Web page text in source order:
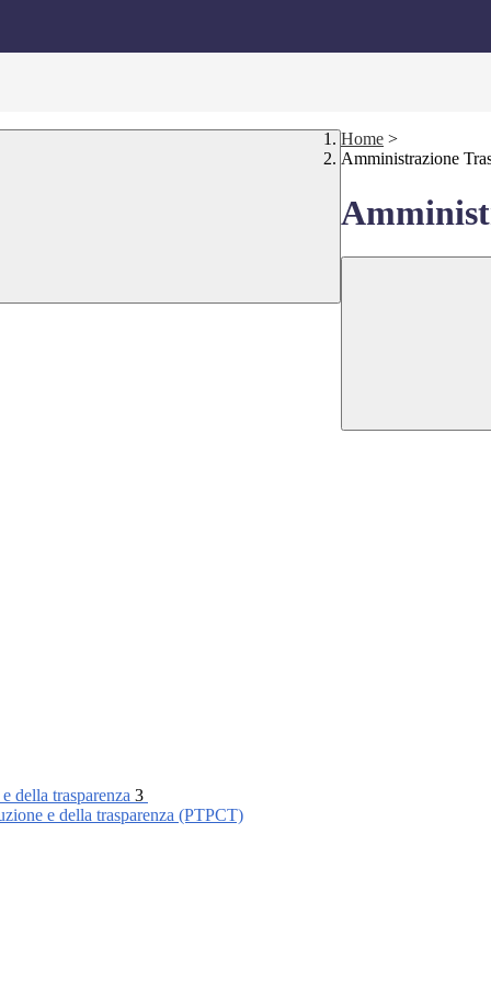
Home >
Amministrazione
della trasparenza 3
e della trasparenza (PTPCT)